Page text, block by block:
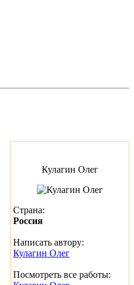
Кулагин Олег
Страна:
Россия
Написать автору:
Кулагин Олег
Посмотреть все работы: